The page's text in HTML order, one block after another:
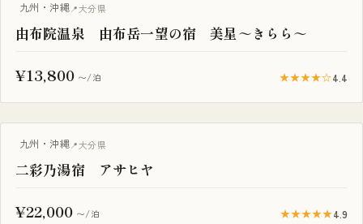
九州・沖縄 大分県
由布院温泉 由布岳一望の宿 美星～きらら～
¥13,800 〜/泊 ★★★★☆4.4
露天風呂付き客室
九州・沖縄 大分県
二彩乃湯宿 アサヒヤ
¥22,000 〜/泊 ★★★★★4.9